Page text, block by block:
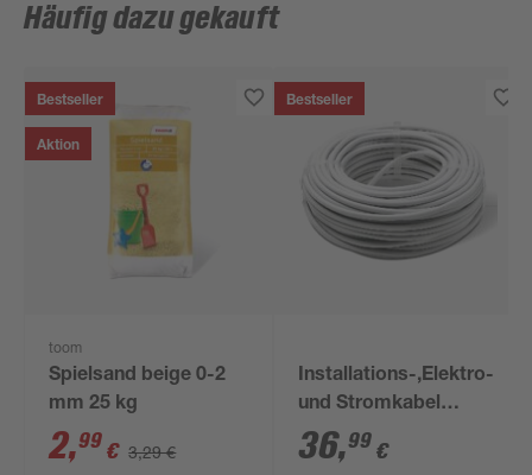
Häufig dazu gekauft
Bestseller
Aktion
toom
Spielsand beige 0-2
mm 25 kg
2,99 € 3,29 €
Bestseller
Installations-,Elektro-
und Stromkabel
NYM-J 3x1,5mm² 50
m
36,99 €